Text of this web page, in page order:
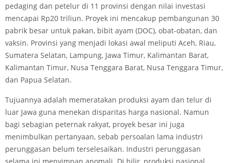
pedaging dan petelur di 11 provinsi dengan nilai investasi
mencapai Rp20 triliun. Proyek ini mencakup pembangunan 30
pabrik besar untuk pakan, bibit ayam (DOC), obat-obatan, dan
vaksin. Provinsi yang menjadi lokasi awal meliputi Aceh, Riau,
Sumatera Selatan, Lampung, Jawa Timur, Kalimantan Barat,
Kalimantan Timur, Nusa Tenggara Barat, Nusa Tenggara Timur,
dan Papua Selatan.
Tujuannya adalah memeratakan produksi ayam dan telur di
luar Jawa guna menekan disparitas harga nasional. Namun
bagi sebagian peternak rakyat, proyek besar ini juga
menimbulkan pertanyaan, sebab persoalan lama industri
perunggasan belum terselesaikan. Industri perunggasan